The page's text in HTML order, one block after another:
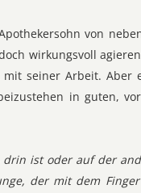
von
wirkungsvoll
seiner Arbeit. Aber
in guten,
drin ist oder auf der
der mit dem